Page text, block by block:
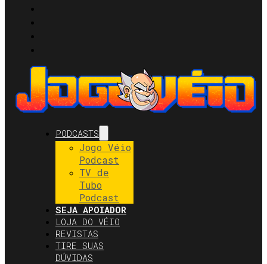
PODCASTS
Jogo Véio
Podcast
TV de
Tubo
Podcast
SEJA APOIADOR
LOJA DO VÉIO
REVISTAS
TIRE SUAS
DÚVIDAS